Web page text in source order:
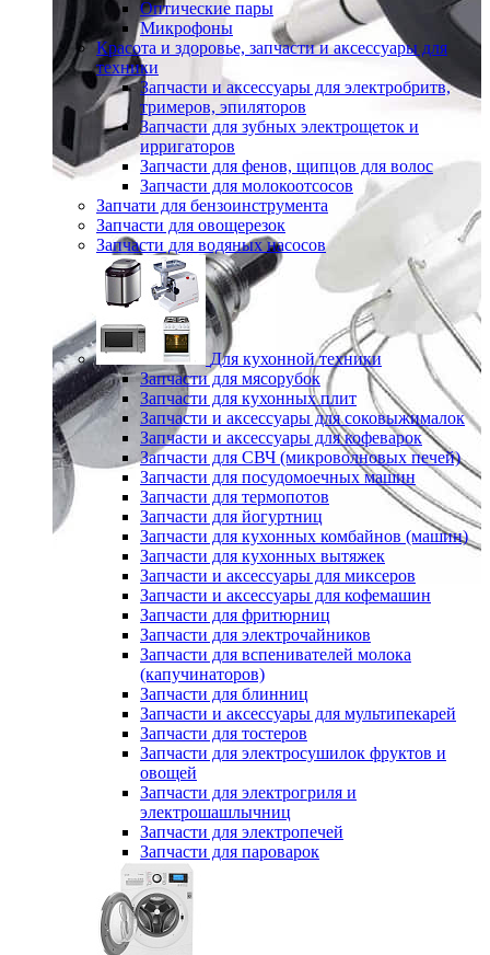
Оптические пары
Микрофоны
Красота и здоровье, запчасти и аксессуары для
техники
Запчасти и аксессуары для электробритв,
тримеров, эпиляторов
Запчасти для зубных электрощеток и
ирригаторов
Запчасти для фенов, щипцов для волос
Запчасти для молокоотсосов
Запчати для бензоинструмента
Запчасти для овощерезок
Запчасти для водяных насосов
Для кухонной техники
Запчасти для мясорубок
Запчасти для кухонных плит
Запчасти и аксессуары для соковыжималок
Запчасти и аксессуары для кофеварок
Запчасти для СВЧ (микроволновых печей)
Запчасти для посудомоечных машин
Запчасти для термопотов
Запчасти для йогуртниц
Запчасти для кухонных комбайнов (машин)
Запчасти для кухонных вытяжек
Запчасти и аксессуары для миксеров
Запчасти и аксессуары для кофемашин
Запчасти для фритюрниц
Запчасти для электрочайников
Запчасти для вспенивателей молока
(капучинаторов)
Запчасти для блинниц
Запчасти и аксессуары для мультипекарей
Запчасти для тостеров
Запчасти для электросушилок фруктов и
овощей
Запчасти для электрогриля и
электрошашлычниц
Запчасти для электропечей
Запчасти для пароварок